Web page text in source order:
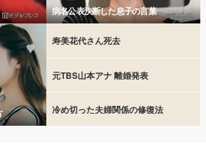
病名公表決断した息子の言葉
寿美花代さん死去
元TBS山本アナ 離婚発表
冷め切った夫婦関係の修復法